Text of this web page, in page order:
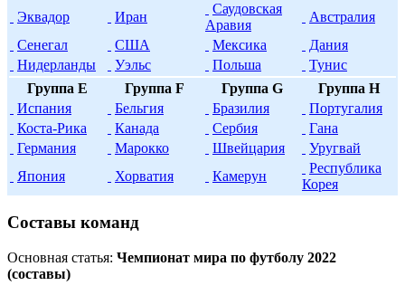
Эквадор
Иран
Саудовская
Аравия
Австралия
Сенегал
США Мексика
Дания
Нидерланды
Уэльс Польша
Тунис
Группа E
Группа F Группа G
Группа H
Испания
Бельгия Бразилия
Португалия
Коста-Рика
Канада Сербия
Гана
Германия
Марокко Швейцария
Уругвай
Япония
Хорватия Камерун
Республика
Корея
Составы команд
Основная статья: Чемпионат мира по футболу 2022
(составы)